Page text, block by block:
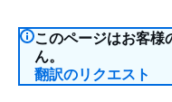
このページはお客様
ん。
翻訳のリクエスト